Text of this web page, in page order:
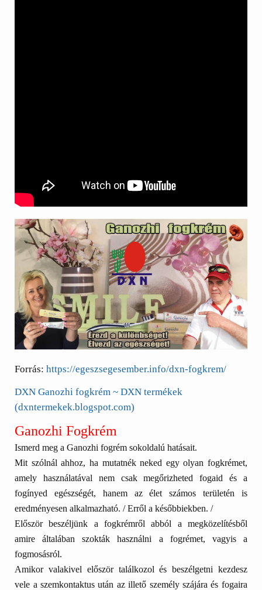
Forrás:https://egeszsegesember.info/dxn-fogkrem/
DXN Ganozhi fogkrém ~ DXN termékek
(dxntermekek.blogspot.com)
Ganozhi Fogkrém
Ismerd meg a Ganozhi fogrém sokoldalú hatásait.
Mit szólnál ahhoz, ha mutatnék neked egy olyan fogkrémet,
amely használatával nem csak megőrizheted fogaid és a
fogínyed egészségét, hanem az élet számos területén is
eredményesen alkalmazható. / Erről a későbbiekben. /
Először beszéljünk a fogkrémről abból a megközelítésből
amire általában szokták használni a fogrémet, vagyis a
fogmosásról.
Amikor valakivel először találkozol és beszélgetni kezdesz
vele a szemkontaktus után az illető személy szájára és fogaira